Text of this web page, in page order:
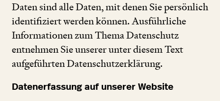
Daten sind alle Daten, mit denen Sie persönlich
identifiziert werden können. Ausführliche
Informationen zum Thema Datenschutz
entnehmen Sie unserer unter diesem Text
aufgeführten Datenschutzerklärung.
Datenerfassung auf unserer Website